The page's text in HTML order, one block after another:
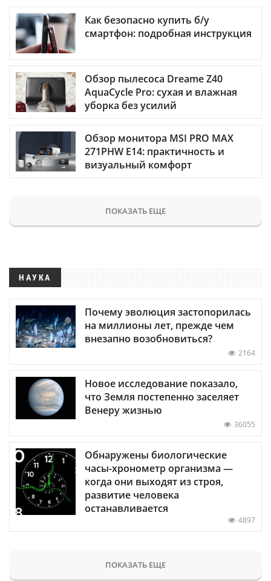
Как безопасно купить б/у
смартфон: подробная инструкция
Обзор пылесоса Dreame Z40
AquaCycle Pro: сухая и влажная
уборка без усилий
Обзор монитора MSI PRO MAX
271PHW E14: практичность и
визуальный комфорт
ПОКАЗАТЬ ЕЩЕ
НАУКА
Почему эволюция застопорилась
на миллионы лет, прежде чем
внезапно возобновиться?
2164
Новое исследование показало,
что Земля постепенно заселяет
Венеру жизнью
36055
Обнаружены биологические
часы-хронометр организма —
когда они выходят из строя,
развитие человека
останавливается
4897
ПОКАЗАТЬ ЕЩЕ